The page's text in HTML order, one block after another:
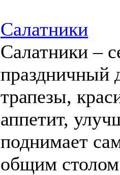
Салатники
Салатники –
праздничный
трапезы,
аппетит,
поднимает
общим